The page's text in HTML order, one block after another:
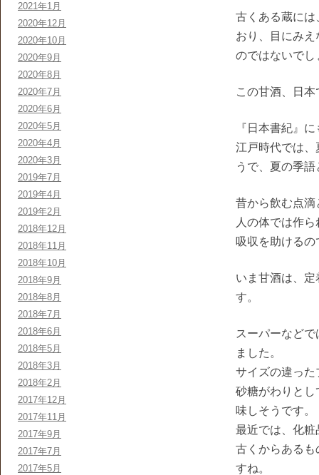
古くある蔵に
おり、目にみ
のではないでし
この甘酒、日
『日本書紀』
江戸時代では
うで、夏の季
昔から飲む点
人の体では作
吸収を助ける
いま甘酒は、
す。
スーパーなど
ました。
サイズの違っ
砂糖がわりと
味しそうです。
最近では、化
古くからある
すね。
2021年1月
2020年12月
2020年10月
2020年9月
2020年8月
2020年7月
2020年6月
2020年5月
2020年4月
2020年3月
2019年7月
2019年4月
2019年2月
2018年12月
2018年11月
2018年10月
2018年9月
2018年8月
2018年7月
2018年6月
2018年5月
2018年3月
2018年2月
2017年12月
2017年11月
2017年9月
2017年7月
2017年5月